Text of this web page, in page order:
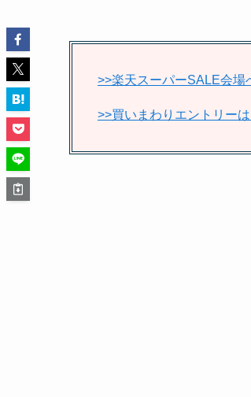
>>楽天スーパーSALE会場
>>買いまわりエントリー